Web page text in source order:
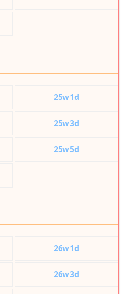
25w1d
25w3d
25w5d
26w1d
26w3d